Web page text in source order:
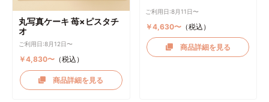
丸写真ケーキ 苺×ピスタチ
オ
ご利用日:8月12日〜
￥4,830〜（税込）
商品詳細を見る
ご利用日:8月11日〜
￥4,630〜 （税込）
商品詳細を見る